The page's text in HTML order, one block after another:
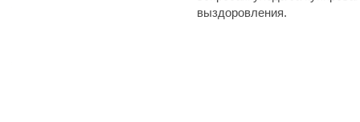
выздоровления.